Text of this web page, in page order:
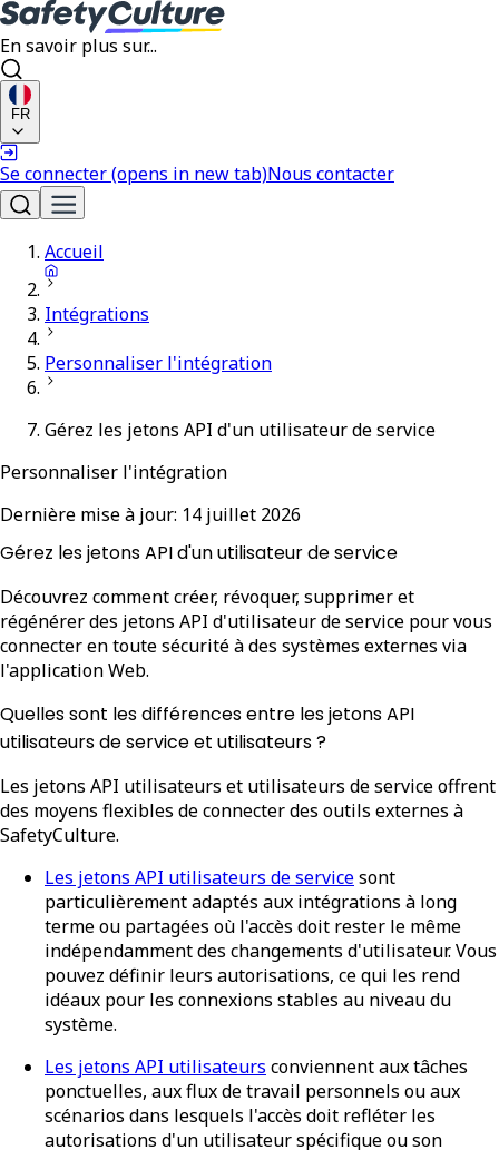
En savoir plus sur...
FR
Se connecter(opens in new tab)Nous contacter
Accueil
Intégrations
Personnaliser l'intégration
Gérez les jetons API d'un utilisateur de service
Personnaliser l'intégration
Dernière mise à jour: 14 juillet 2026
Gérez les jetons API d'un utilisateur de service
Découvrez comment créer, révoquer, supprimer et
régénérer des jetons API d'utilisateur de service pour vous
connecter en toute sécurité à des systèmes externes via
l'application Web.
Quelles sont les différences entre les jetons API
utilisateurs de service et utilisateurs ?
Les jetons API utilisateurs et utilisateurs de service offrent
des moyens flexibles de connecter des outils externes à
SafetyCulture.
Les jetons API utilisateurs de servicesont
particulièrement adaptés aux intégrations à long
terme ou partagées où l'accès doit rester le même
indépendamment des changements d'utilisateur. Vous
pouvez définir leurs autorisations, ce qui les rend
idéaux pour les connexions stables au niveau du
système.
Les jetons API utilisateurs conviennent aux tâches
ponctuelles, aux flux de travail personnels ou aux
scénarios dans lesquels l'accès doit refléter les
autorisations d'un utilisateur spécifique ou son